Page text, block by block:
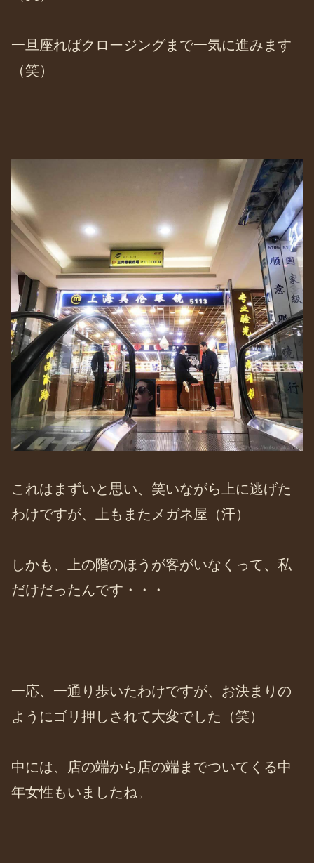
一旦座ればクロージングまで一気に進みます
（笑）
これはまずいと思い、笑いながら上に逃げた
わけですが、上もまたメガネ屋（汗）
しかも、上の階のほうが客がいなくって、私
だけだったんです・・・
一応、一通り歩いたわけですが、お決まりの
ようにゴリ押しされて大変でした（笑）
中には、店の端から店の端までついてくる中
年女性もいましたね。